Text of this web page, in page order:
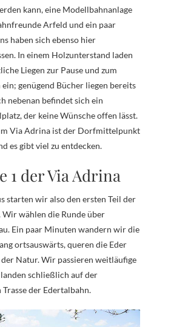
kann, eine Modellbahnanlage
Arfeld und ein paar
haben sich ebenso hier
In einem Holzunterstand laden
Liegen zur Pause und zum
ein; genügend Bücher liegen bereits
nebenan befindet sich ein
der keine Wünsche offen lässt.
Via Adrina ist der Dorfmittelpunkt
es gibt viel zu entdecken.
1 der Via Adrina
starten wir also den ersten Teil der
wählen die Runde über
Ein paar Minuten wandern wir die
ortsauswärts, queren die Eder
Natur. Wir passieren weitläufige
schließlich auf der
Trasse der Edertalbahn.